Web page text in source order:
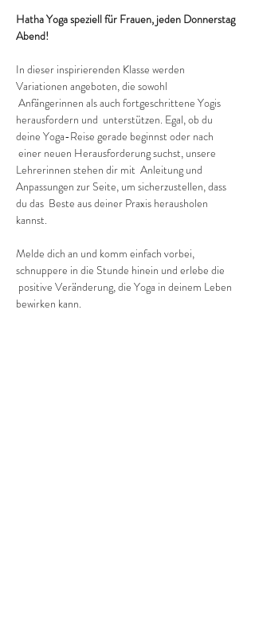
Hatha Yoga speziell für Frauen, jeden Donnerstag
Abend!
In dieser inspirierenden Klasse werden
Variationen angeboten, die sowohl
Anfängerinnen als auch fortgeschrittene Yogis
herausfordern und  unterstützen. Egal, ob du
deine Yoga-Reise gerade beginnst oder nach
einer neuen Herausforderung suchst, unsere
Lehrerinnen stehen dir mit  Anleitung und
Anpassungen zur Seite, um sicherzustellen, dass
du das  Beste aus deiner Praxis herausholen
kannst.
Melde dich an und komm einfach vorbei,
schnuppere in die Stunde hinein und erlebe die
positive Veränderung, die Yoga in deinem Leben
bewirken kann.